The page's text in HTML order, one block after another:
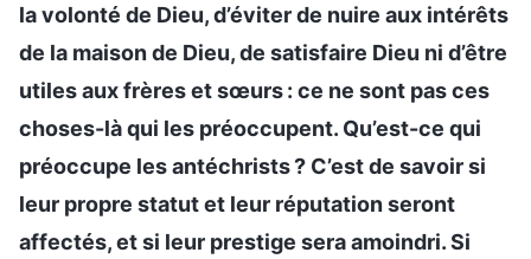
la volonté de Dieu, d’éviter de nuire aux intérêts
de la maison de Dieu, de satisfaire Dieu ni d’être
utiles aux frères et sœurs : ce ne sont pas ces
choses-là qui les préoccupent. Qu’est-ce qui
préoccupe les antéchrists ? C’est de savoir si
leur propre statut et leur réputation seront
affectés, et si leur prestige sera amoindri. Si